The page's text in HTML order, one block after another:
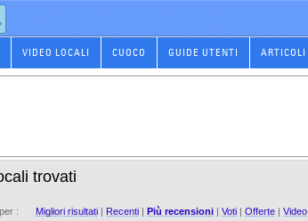
VIDEO LOCALI CUOCO GUIDE UTENTI ARTICOLI
trovati
: Migliori risultati | Recenti | Più recensioni | Voti | Offerte | Video